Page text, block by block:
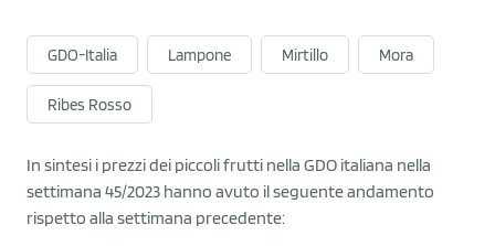
GDO-Italia Lampone Mirtillo Mora
Ribes Rosso
In sintesi i prezzi dei piccoli frutti nella GDO italiana nella
settimana 45/2023 hanno avuto il seguente andamento
rispetto alla settimana precedente: